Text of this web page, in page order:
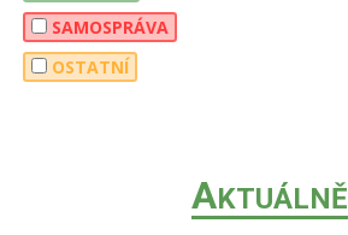
SAMOSPRÁVA
OSTATNÍ
AKTUÁLNĚ